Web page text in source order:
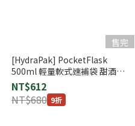
售完
[HydraPak] PocketFlask
500ml 輕量軟式速補袋 甜酒藍
(B513HP)
NT$612
NT$680 9折